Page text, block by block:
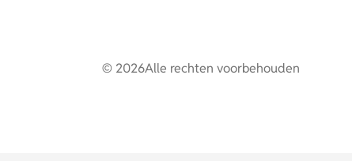
© 2026Alle rechten voorbehouden